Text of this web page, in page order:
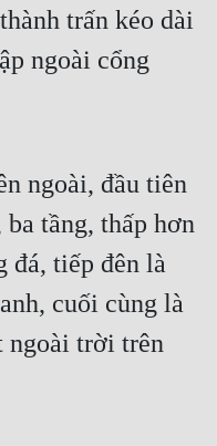
trấn kéo dài
ngoài cổng
ngoài, đầu tiên
tầng, thấp hơn
đá, tiếp đên là
cuối cùng là
ngoài trời trên